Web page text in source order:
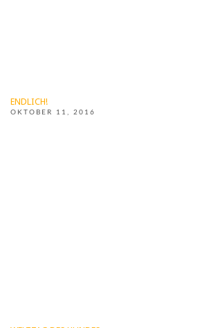
ENDLICH!
OKTOBER 11, 2016